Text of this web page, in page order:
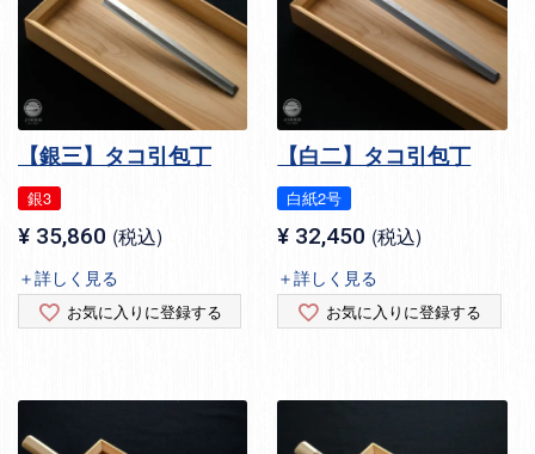
【銀三】タコ引包丁
銀3
¥ 35,860 税込
＋詳しく見る
お気に入りに登録する
【白二】タコ引包丁
白紙2号
¥ 32,450 税込
＋詳しく見る
お気に入りに登録する